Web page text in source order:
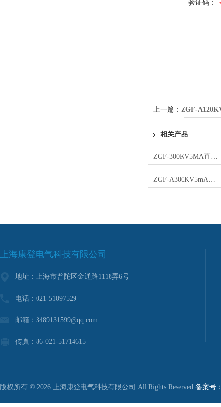
验证码：
上一篇： ZGF-
相关产品
ZGF-300KV5MA直流高压发生器
ZGF-A300KV5mA直流高压发生器
上海康登电气科技有限公司
地址：上海市普陀区金通路1118弄6号
电话：021-51097529
邮箱：3489131599@qq.com
传真：86-021-51714615
版权所有 © 2026 上海康登电气科技有限公司 All Rights Reserved 备案号